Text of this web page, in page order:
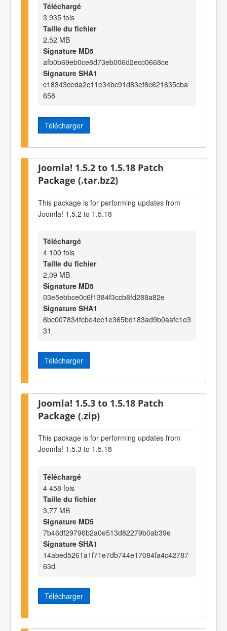
Téléchargé
3 935 fois
Taille du fichier
2,52 MB
Signature MD5
afb0b69eb0ce8d73eb006d2ecc0668ce
Signature SHA1
c18343ceda2c11e34bc91d83ef8c621635cba
658
Télécharger
Joomla! 1.5.2 to 1.5.18 Patch
Package (.tar.bz2)
This package is for performing updates from
Joomla! 1.5.2 to 1.5.18
Téléchargé
4 100 fois
Taille du fichier
2,09 MB
Signature MD5
03e5ebbce0c6f1384f3ccb8fd288a82e
Signature SHA1
6bc007834fcbe4ce1e365bd183ad9b0aafc1e3
31
Télécharger
Joomla! 1.5.3 to 1.5.18 Patch
Package (.zip)
This package is for performing updates from
Joomla! 1.5.3 to 1.5.18
Téléchargé
4 458 fois
Taille du fichier
3,77 MB
Signature MD5
7b46df29796b2a0e513d82279b0ab39e
Signature SHA1
14abed5261a1f71e7db744e17084fa4c42787
63d
Télécharger